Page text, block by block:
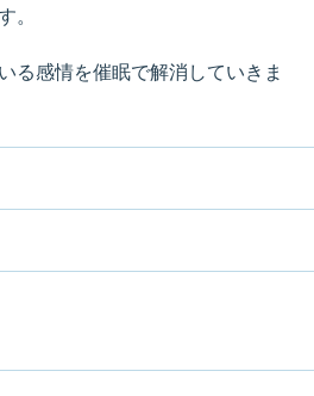
。
る感情を催眠で解消していきま